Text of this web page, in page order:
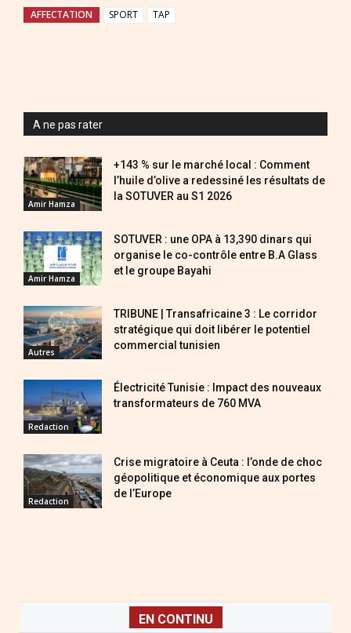
AFFECTATION
SPORT TAP
A ne pas rater
Amir Hamza
+143 % sur le marché local : Comment
l’huile d’olive a redessiné les résultats de
la SOTUVER au S1 2026
Amir Hamza
SOTUVER : une OPA à 13,390 dinars qui
organise le co-contrôle entre B.A Glass
et le groupe Bayahi
Autres
TRIBUNE | Transafricaine 3 : Le corridor
stratégique qui doit libérer le potentiel
commercial tunisien
Redaction
Électricité Tunisie : Impact des nouveaux
transformateurs de 760 MVA
Redaction
Crise migratoire à Ceuta : l’onde de choc
géopolitique et économique aux portes
de l’Europe
EN CONTINU